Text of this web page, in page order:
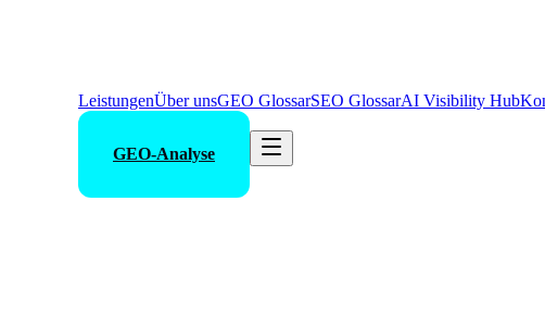
LeistungenÜber unsGEO GlossarSEO GlossarAI Visibility Hub
GEO-Analyse